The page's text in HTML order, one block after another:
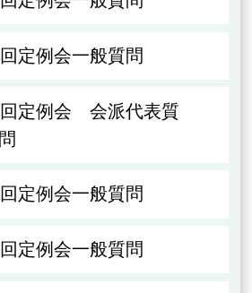
定例会一般質問
定例会 会派代表質
定例会一般質問
定例会一般質問